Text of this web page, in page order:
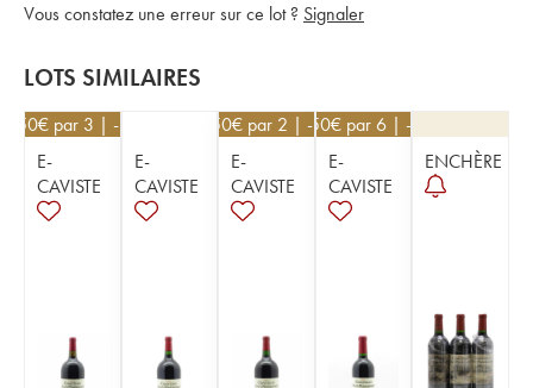
Vous constatez une erreur sur ce lot ? Signaler
LOTS SIMILAIRES
€ par 3 | -10%
E-
CAVISTE
E-
CAVISTE
76,50€ par 2 | -10%
E-
CAVISTE
40,50€ par 6 | -10%
E-
CAVISTE
ENCHÈRE